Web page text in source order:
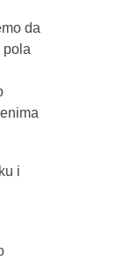
da
pola
i